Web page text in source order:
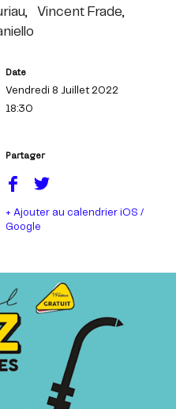
Vincent Frade,
Date
Vendredi 8 Juillet 2022
18:30
Partager
+ Ajouter au calendrier iOS /
Google